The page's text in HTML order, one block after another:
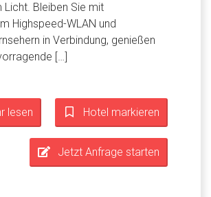
Licht. Bleiben Sie mit
Highspeed-WLAN und
in Verbindung, genießen
[…]
lesen Hotel markieren
Jetzt Anfrage starten